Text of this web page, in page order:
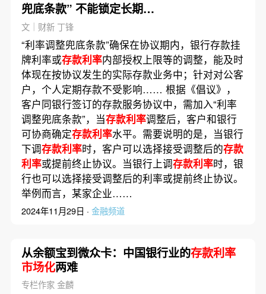
兜底条款” 不能锁定长期存
款利率
文｜财新 丁锋
“利率调整兜底条款”确保在协议期内，银行存款挂
牌利率或存款利率内部授权上限等的调整，能及时
体现在按协议发生的实际存款业务中；针对对公客
户，个人定期存款不受影响…… 根据《倡议》，
客户同银行签订的存款服务协议中，需加入“利率
调整兜底条款”，当存款利率调整后，客户和银行
可协商确定存款利率水平。需要说明的是，当银行
下调存款利率时，客户可以选择接受调整后的存款
利率或提前终止协议。当银行上调存款利率时，银
行也可以选择接受调整后的利率或提前终止协议。
举例而言，某家企业……
2024年11月29日 · 金融频道
从余额宝到微众卡：中国银行业的存款利率
市场化两难
专栏作家 金麟